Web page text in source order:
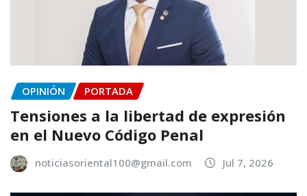
OPINIÓN PORTADA
Tensiones a la libertad de expresión
en el Nuevo Código Penal
noticiasoriental100@gmail.com Jul 7, 2026